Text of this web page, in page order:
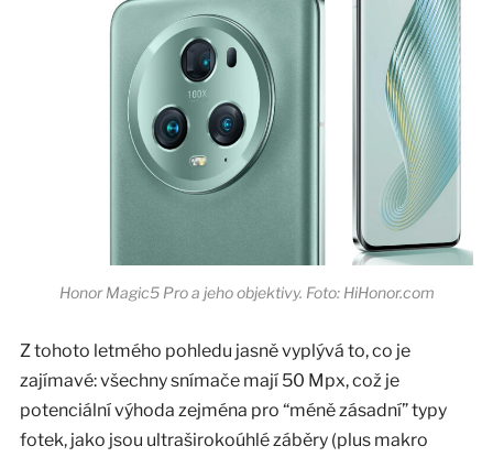
Honor Magic5 Pro a jeho objektivy. Foto: HiHonor.com
Z tohoto letmého pohledu jasně vyplývá to, co je
zajímavé: všechny snímače mají 50 Mpx, což je
potenciální výhoda zejména pro “méně zásadní” typy
fotek, jako jsou ultraširokoúhlé záběry (plus makro